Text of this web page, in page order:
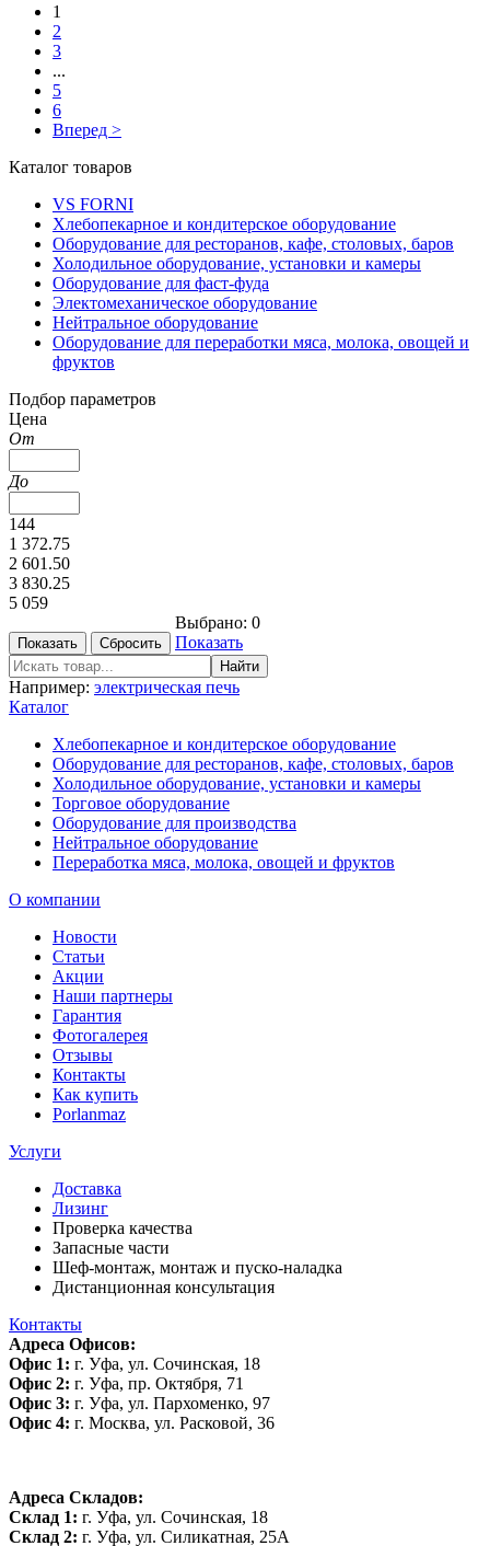
1
2
3
...
5
6
Вперед >
Каталог товаров
VS FORNI
Хлебопекарное и кондитерское оборудование
Оборудование для ресторанов, кафе, столовых, баров
Холодильное оборудование, установки и камеры
Оборудование для фаст-фуда
Электомеханическое оборудование
Нейтральное оборудование
Оборудование для переработки мяса, молока, овощей и
фруктов
Подбор параметров
Цена
От
До
144
1 372.75
2 601.50
3 830.25
5 059
Выбрано: 0
Показать
Например: электрическая печь
Каталог
Хлебопекарное и кондитерское оборудование
Оборудование для ресторанов, кафе, столовых, баров
Холодильное оборудование, установки и камеры
Торговое оборудование
Оборудование для производства
Нейтральное оборудование
Переработка мяса, молока, овощей и фруктов
О компании
Новости
Статьи
Акции
Наши партнеры
Гарантия
Фотогалерея
Отзывы
Контакты
Как купить
Porlanmaz
Услуги
Доставка
Лизинг
Проверка качества
Запасные части
Шеф-монтаж, монтаж и пуско-наладка
Дистанционная консультация
Контакты
Адреса Офисов:
Офис 1: г. Уфа, ул. Сочинская, 18
Офис 2: г. Уфа, пр. Октября, 71
Офис 3: г. Уфа, ул. Пархоменко, 97
Офис 4: г. Москва, ул. Расковой, 36
Адреса Складов:
Склад 1: г. Уфа, ул. Сочинская, 18
Склад 2: г. Уфа, ул. Силикатная, 25А